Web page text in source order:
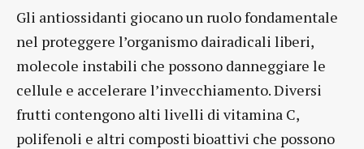
Gli antiossidanti giocano un ruolo fondamentale
nel proteggere l’organismo dairadicali liberi,
molecole instabili che possono danneggiare le
cellule e accelerare l’invecchiamento. Diversi
frutti contengono alti livelli di vitamina C,
polifenoli e altri composti bioattivi che possono